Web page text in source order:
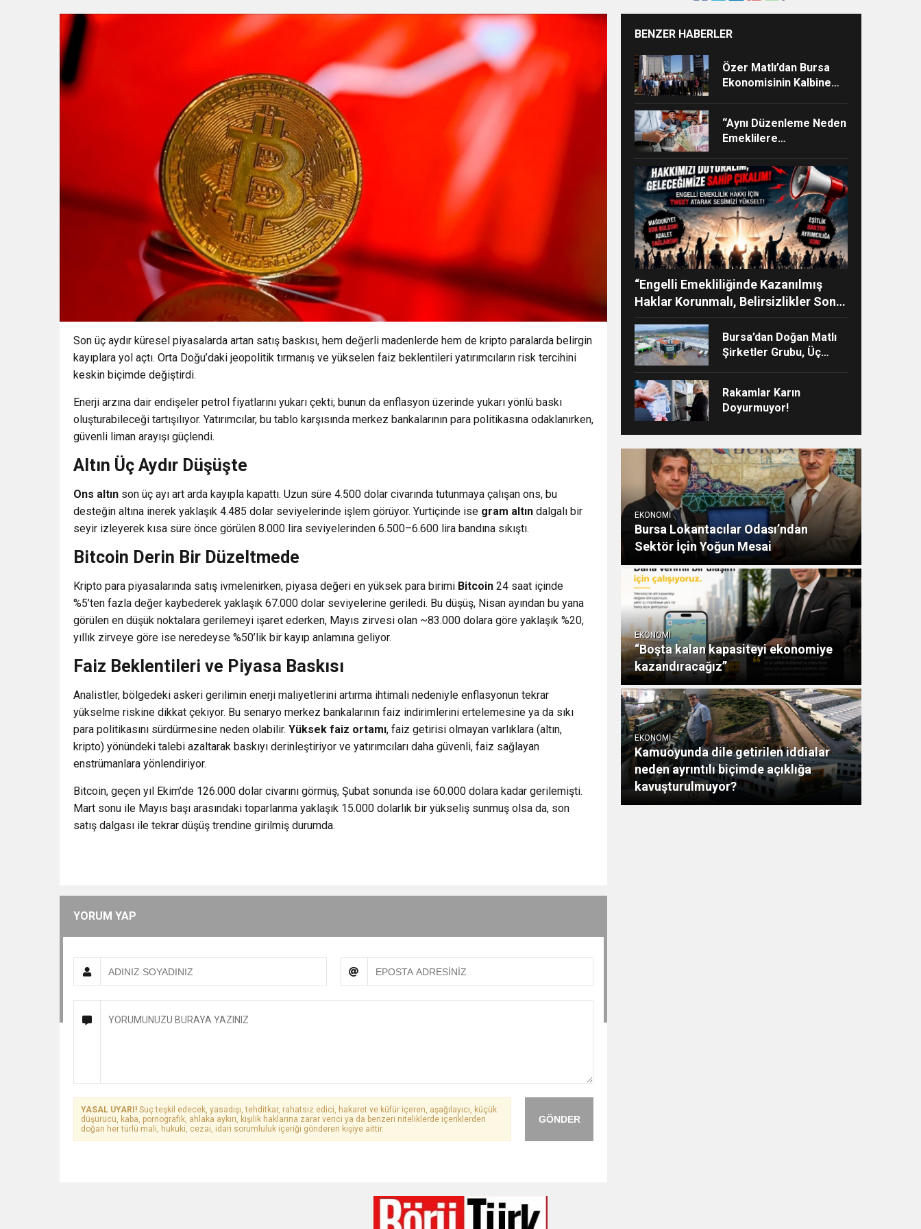
BÜYÜKŞEHİR’DEN İNEGÖL’E ULAŞIM HAMLESİ
Büyükşehir’den sahada “Kırmızı Altın” mesaisi
14:24 BAŞKAN VEKİLİ ŞAHİN BİBA: “BURSA’NIN GELECEĞİNİ BÜTÜNCÜL BİR ANLAYIŞLA PLANLIYORUZ”
14:21 BÜYÜKŞEHİR’DEN AFETLERE HAZIR İKİ YENİ MOBİL ARAÇ
16:33 İLKLERİN FESTİVALİNDE ÇOCUKLAR DA ŞEN ŞAKRAK
18:55 Başkan Aydın Osmangazi’nin Nabzını Sahada Tuttu
Son üç aydır küresel piyasalarda artan satış baskısı, hem değerli madenlerde hem de kripto paralarda belirgin
kayıplara yol açtı. Orta Doğu’daki jeopolitik tırmanış ve yükselen faiz beklentileri yatırımcıların risk tercihini
keskin biçimde değiştirdi.
Enerji arzına dair endişeler petrol fiyatlarını yukarı çekti; bunun da enflasyon üzerinde yukarı yönlü baskı
oluşturabileceği tartışılıyor. Yatırımcılar, bu tablo karşısında merkez bankalarının para politikasına odaklanırken,
güvenli liman arayışı güçlendi.
Altın Üç Aydır Düşüşte
Ons altın son üç ayı art arda kayıpla kapattı. Uzun süre 4.500 dolar civarında tutunmaya çalışan ons, bu
desteğin altına inerek yaklaşık 4.485 dolar seviyelerinde işlem görüyor. Yurtiçinde ise gram altın dalgalı bir
seyir izleyerek kısa süre önce görülen 8.000 lira seviyelerinden 6.500–6.600 lira bandına sıkıştı.
Bitcoin Derin Bir Düzeltmede
Kripto para piyasalarında satış ivmelenirken, piyasa değeri en yüksek para birimi Bitcoin 24 saat içinde
%5’ten fazla değer kaybederek yaklaşık 67.000 dolar seviyelerine geriledi. Bu düşüş, Nisan ayından bu yana
görülen en düşük noktalara gerilemeyi işaret ederken, Mayıs zirvesi olan ~83.000 dolara göre yaklaşık %20,
yıllık zirveye göre ise neredeyse %50’lik bir kayıp anlamına geliyor.
Faiz Beklentileri ve Piyasa Baskısı
Analistler, bölgedeki askeri gerilimin enerji maliyetlerini artırma ihtimali nedeniyle enflasyonun tekrar
yükselme riskine dikkat çekiyor. Bu senaryo merkez bankalarının faiz indirimlerini ertelemesine ya da sıkı
para politikasını sürdürmesine neden olabilir. Yüksek faiz ortamı, faiz getirisi olmayan varlıklara (altın,
kripto) yönündeki talebi azaltarak baskıyı derinleştiriyor ve yatırımcıları daha güvenli, faiz sağlayan
enstrümanlara yönlendiriyor.
Bitcoin, geçen yıl Ekim’de 126.000 dolar civarını görmüş, Şubat sonunda ise 60.000 dolara kadar gerilemişti.
Mart sonu ile Mayıs başı arasındaki toparlanma yaklaşık 15.000 dolarlık bir yükseliş sunmuş olsa da, son
satış dalgası ile tekrar düşüş trendine girilmiş durumda.
YORUM YAP
GÖNDER
YASAL UYARI! Suç teşkil edecek, yasadışı, tehditkar, rahatsız edici, hakaret ve küfür içeren, aşağılayıcı, küçük
düşürücü, kaba, pornografik, ahlaka aykırı, kişilik haklarına zarar verici ya da benzeri niteliklerde içeriklerden
doğan her türlü mali, hukuki, cezai, idari sorumluluk içeriği gönderen kişiye aittir.
BENZER HABERLER
Özer Matlı’dan Bursa
Ekonomisinin Kalbine
“Aynı Düzenleme Neden
Emeklilere
“Engelli Emekliliğinde Kazanılmış
Haklar Korunmalı, Belirsizlikler Son
Bulmalı”
Bursa’dan Doğan Matlı
Şirketler Grubu, Üç
Yerini Aldı
Rakamlar Karın
Doyurmuyor!
EKONOMİ
Bursa Lokantacılar Odası’ndan
Sektör İçin Yoğun Mesai
EKONOMİ
“Boşta kalan kapasiteyi ekonomiye
kazandıracağız”
EKONOMİ
Kamuoyunda dile getirilen iddialar
neden ayrıntılı biçimde açıklığa
kavuşturulmuyor?